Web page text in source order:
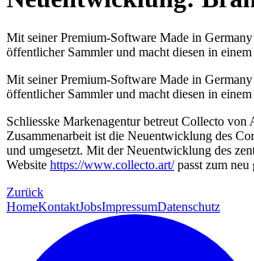
Mit seiner Premium-Software Made in
öffentlicher Sammler und macht diesen in
Mit seiner Premium-Software Made in
öffentlicher Sammler und macht diesen in
Schliesske Markenagentur betreut Collecto
Zusammenarbeit ist die Neuentwicklung des
und umgesetzt. Mit der Neuentwicklung des
Website https://www.collecto.art/passt zum neu
Zurück
HomeKontaktJobsImpressumDatenschutz